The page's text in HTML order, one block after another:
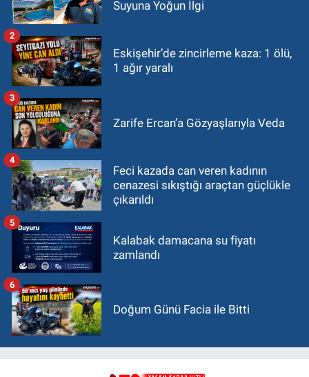
Suyuna Yoğun İlgi
Eskişehir’de zincirleme kaza: 1 ölü,
1 ağır yaralı
2
Zarife Ercan’a Gözyaşlarıyla Veda
3
Feci kazada can veren kadının
cenazesi sıkıştığı araçtan güçlükle
çıkarıldı
4
Kalabak damacana su fiyatı
zamlandı
5
Doğum Günü Facia ile Bitti
6